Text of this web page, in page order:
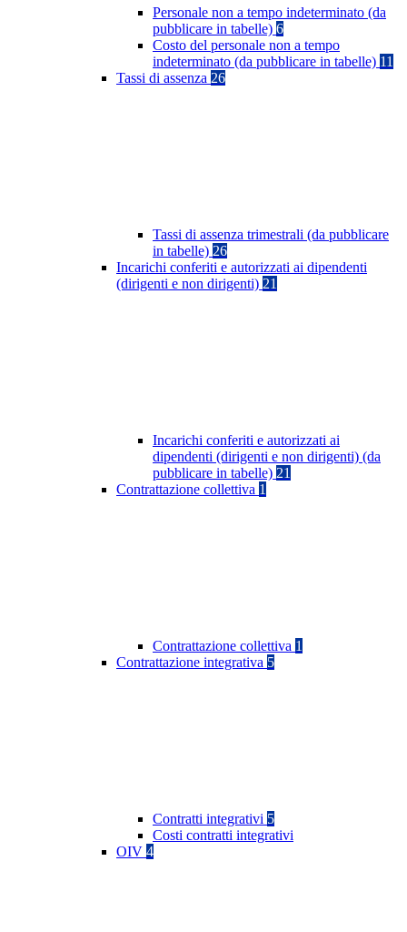
Personale non a tempo indeterminato (da
pubblicare in tabelle) 6
Costo del personale non a tempo
indeterminato (da pubblicare in tabelle) 11
Tassi di assenza 26
Tassi di assenza trimestrali (da pubblicare
in tabelle) 26
Incarichi conferiti e autorizzati ai dipendenti
(dirigenti e non dirigenti) 21
Incarichi conferiti e autorizzati ai
dipendenti (dirigenti e non dirigenti) (da
pubblicare in tabelle) 21
Contrattazione collettiva 1
Contrattazione collettiva 1
Contrattazione integrativa 5
Contratti integrativi 5
Costi contratti integrativi
OIV 4